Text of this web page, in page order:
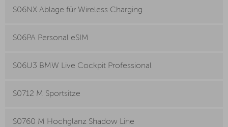
S06NX Ablage für Wireless Charging
S06PA Personal eSIM
S06U3 BMW Live Cockpit Professional
S0712 M Sportsitze
S0760 M Hochglanz Shadow Line